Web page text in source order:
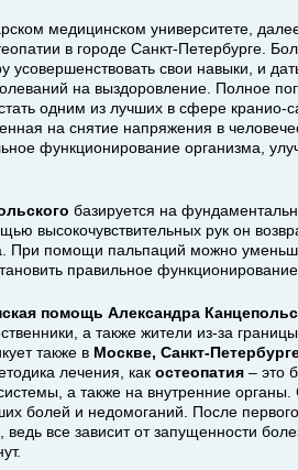
медицинском университете,
в городе Санкт-Петербурге.
усовершенствовать свои навыки, и
на выздоровление. Полное
одним из лучших в сфере
на снятие напряжения в
функционирование организма,
базируется на
высокочувствительных рук он
При помощи пальпаций можно
правильное
помощь Александра
а также жители из-за
также в Москве, Санкт-
лечения, как остеопатия – это
а также на внутренние органы.
болей и недомоганий. После
все зависит от запущенности